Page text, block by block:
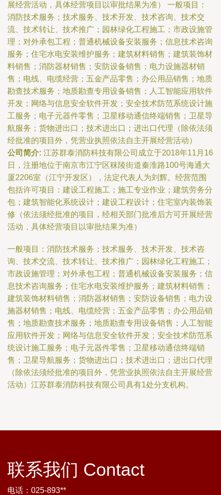
展经营活动，具体经营项目以审批结果为准） 一般项目：
消防技术服务；技术服务、技术开发、技术咨询、技术交
流、技术转让、技术推广；园林绿化工程施工；市政设施管
理；对外承包工程；普通机械设备安装服务；信息技术咨询
服务；住宅水电安装维护服务；建筑材料销售；建筑装饰材
料销售；消防器材销售；安防设备销售；电力设施器材销
售；电线、电缆经营；五金产品零售；办公用品销售；地质
勘查技术服务；地质勘查专用设备销售；人工智能应用软件
开发；网络与信息安全软件开发；安全技术防范系统设计施
工服务；电子元器件零售；卫星移动通信终端销售；卫星导
航服务；货物进出口；技术进出口；进出口代理（除依法须
经批准的项目外，凭营业执照依法自主开展经营活动）
公司简介: 江苏群泰消防科技有限公司成立于2018年11月16
日，注册地位于南京市江宁区秣陵街道秦淮路100号海通大
厦2206室（江宁开发区），法定代表人为刘辉。经营范围
包括许可项目：建设工程施工；施工专业作业；建筑劳务分
包；建筑智能化系统设计；建设工程设计；住宅室内装饰装
修（依法须经批准的项目，经相关部门批准后方可开展经营
活动，具体经营项目以审批结果为准）
一般项目：消防技术服务；技术服务、技术开发、技术咨
询、技术交流、技术转让、技术推广；园林绿化工程施工；
市政设施管理；对外承包工程；普通机械设备安装服务；信
息技术咨询服务；住宅水电安装维护服务；建筑材料销售；
建筑装饰材料销售；消防器材销售；安防设备销售；电力设
施器材销售；电线、电缆经营；五金产品零售；办公用品销
售；地质勘查技术服务；地质勘查专用设备销售；人工智能
应用软件开发；网络与信息安全软件开发；安全技术防范系
统设计施工服务；电子元器件零售；卫星移动通信终端销
售；卫星导航服务；货物进出口；技术进出口；进出口代理
（除依法须经批准的项目外，凭营业执照依法自主开展经营
活动）江苏群泰消防科技有限公司具有1处分支机构。
联系我们 Contact
电话：025-893**